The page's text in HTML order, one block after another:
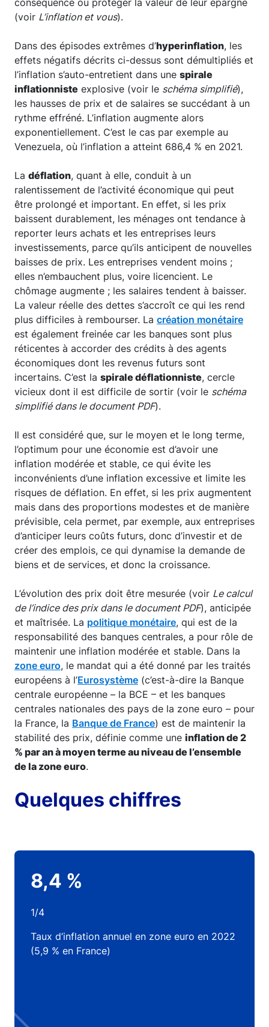
(voir L’inflation et vous).
Dans des épisodes extrêmes d’hyperinflation, les
effets négatifs décrits ci-dessus sont démultipliés et
l’inflation s’auto-entretient dans une spirale
inflationniste explosive (voir le schéma simplifié),
les hausses de prix et de salaires se succédant à un
rythme effréné. L’inflation augmente alors
exponentiellement. C’est le cas par exemple au
Venezuela, où l’inflation a atteint 686,4 % en 2021.
La déflation, quant à elle, conduit à un
ralentissement de l’activité économique qui peut
être prolongé et important. En effet, si les prix
baissent durablement, les ménages ont tendance à
reporter leurs achats et les entreprises leurs
investissements, parce qu’ils anticipent de nouvelles
baisses de prix. Les entreprises vendent moins ;
elles n’embauchent plus, voire licencient. Le
chômage augmente ; les salaires tendent à baisser.
La valeur réelle des dettes s’accroît ce qui les rend
plus difficiles à rembourser. La création monétaire
est également freinée car les banques sont plus
réticentes à accorder des crédits à des agents
économiques dont les revenus futurs sont
incertains. C’est la spirale déflationniste, cercle
vicieux dont il est difficile de sortir (voir le schéma
simplifié dans le document PDF).
Il est considéré que, sur le moyen et le long terme,
l’optimum pour une économie est d’avoir une
inflation modérée et stable, ce qui évite les
inconvénients d’une inflation excessive et limite les
risques de déflation. En effet, si les prix augmentent
mais dans des proportions modestes et de manière
prévisible, cela permet, par exemple, aux entreprises
d’anticiper leurs coûts futurs, donc d’investir et de
créer des emplois, ce qui dynamise la demande de
biens et de services, et donc la croissance.
L’évolution des prix doit être mesurée (voir Le calcul
de l’indice des prix dans le document PDF), anticipée
et maîtrisée. La politique monétaire, qui est de la
responsabilité des banques centrales, a pour rôle de
maintenir une inflation modérée et stable. Dans la
zone euro, le mandat qui a été donné par les traités
européens à l’Eurosystème (c’est-à-dire la Banque
centrale européenne – la BCE – et les banques
centrales nationales des pays de la zone euro – pour
la France, la Banque de France) est de maintenir la
stabilité des prix, définie comme une inflation de 2
% par an à moyen terme au niveau de l’ensemble
de la zone euro.
Quelques chiffres
8,4 %
1/4
Taux d’inflation annuel en zone euro en 2022
(5,9 % en France)